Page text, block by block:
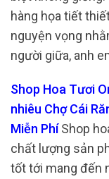
hàng họa tiết
nguyện vọng
người giữa, anh
Shop Hoa Tươi
nhiêu Chợ Cái
Miễn PhíShop
chất lượng sản
tốt tới mang đến